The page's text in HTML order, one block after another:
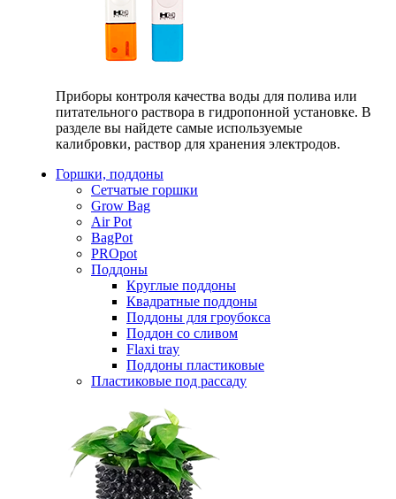
Приборы контроля качества воды для полива или
питательного раствора в гидропонной установке. В
разделе вы найдете самые используемые
калибровки, раствор для хранения электродов.
Горшки, поддоны
Сетчатые горшки
Grow Bag
Air Pot
BagPot
PROpot
Поддоны
Круглые поддоны
Квадратные поддоны
Поддоны для гроубокса
Поддон со сливом
Flaxi tray
Поддоны пластиковые
Пластиковые под рассаду